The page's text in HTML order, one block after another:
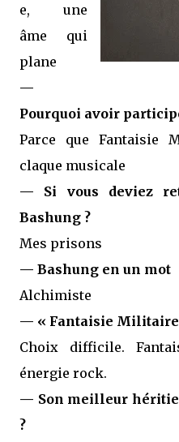
e, une
âme qui
plane
—
Pourquoi avoir
Parce que Fantaisie
claque musicale
— Si vous deviez
Bashung ?
Mes prisons
— Bashung en un mot
Alchimiste
— « Fantaisie Militaire
Choix difficile.
énergie rock.
— Son meilleur
?